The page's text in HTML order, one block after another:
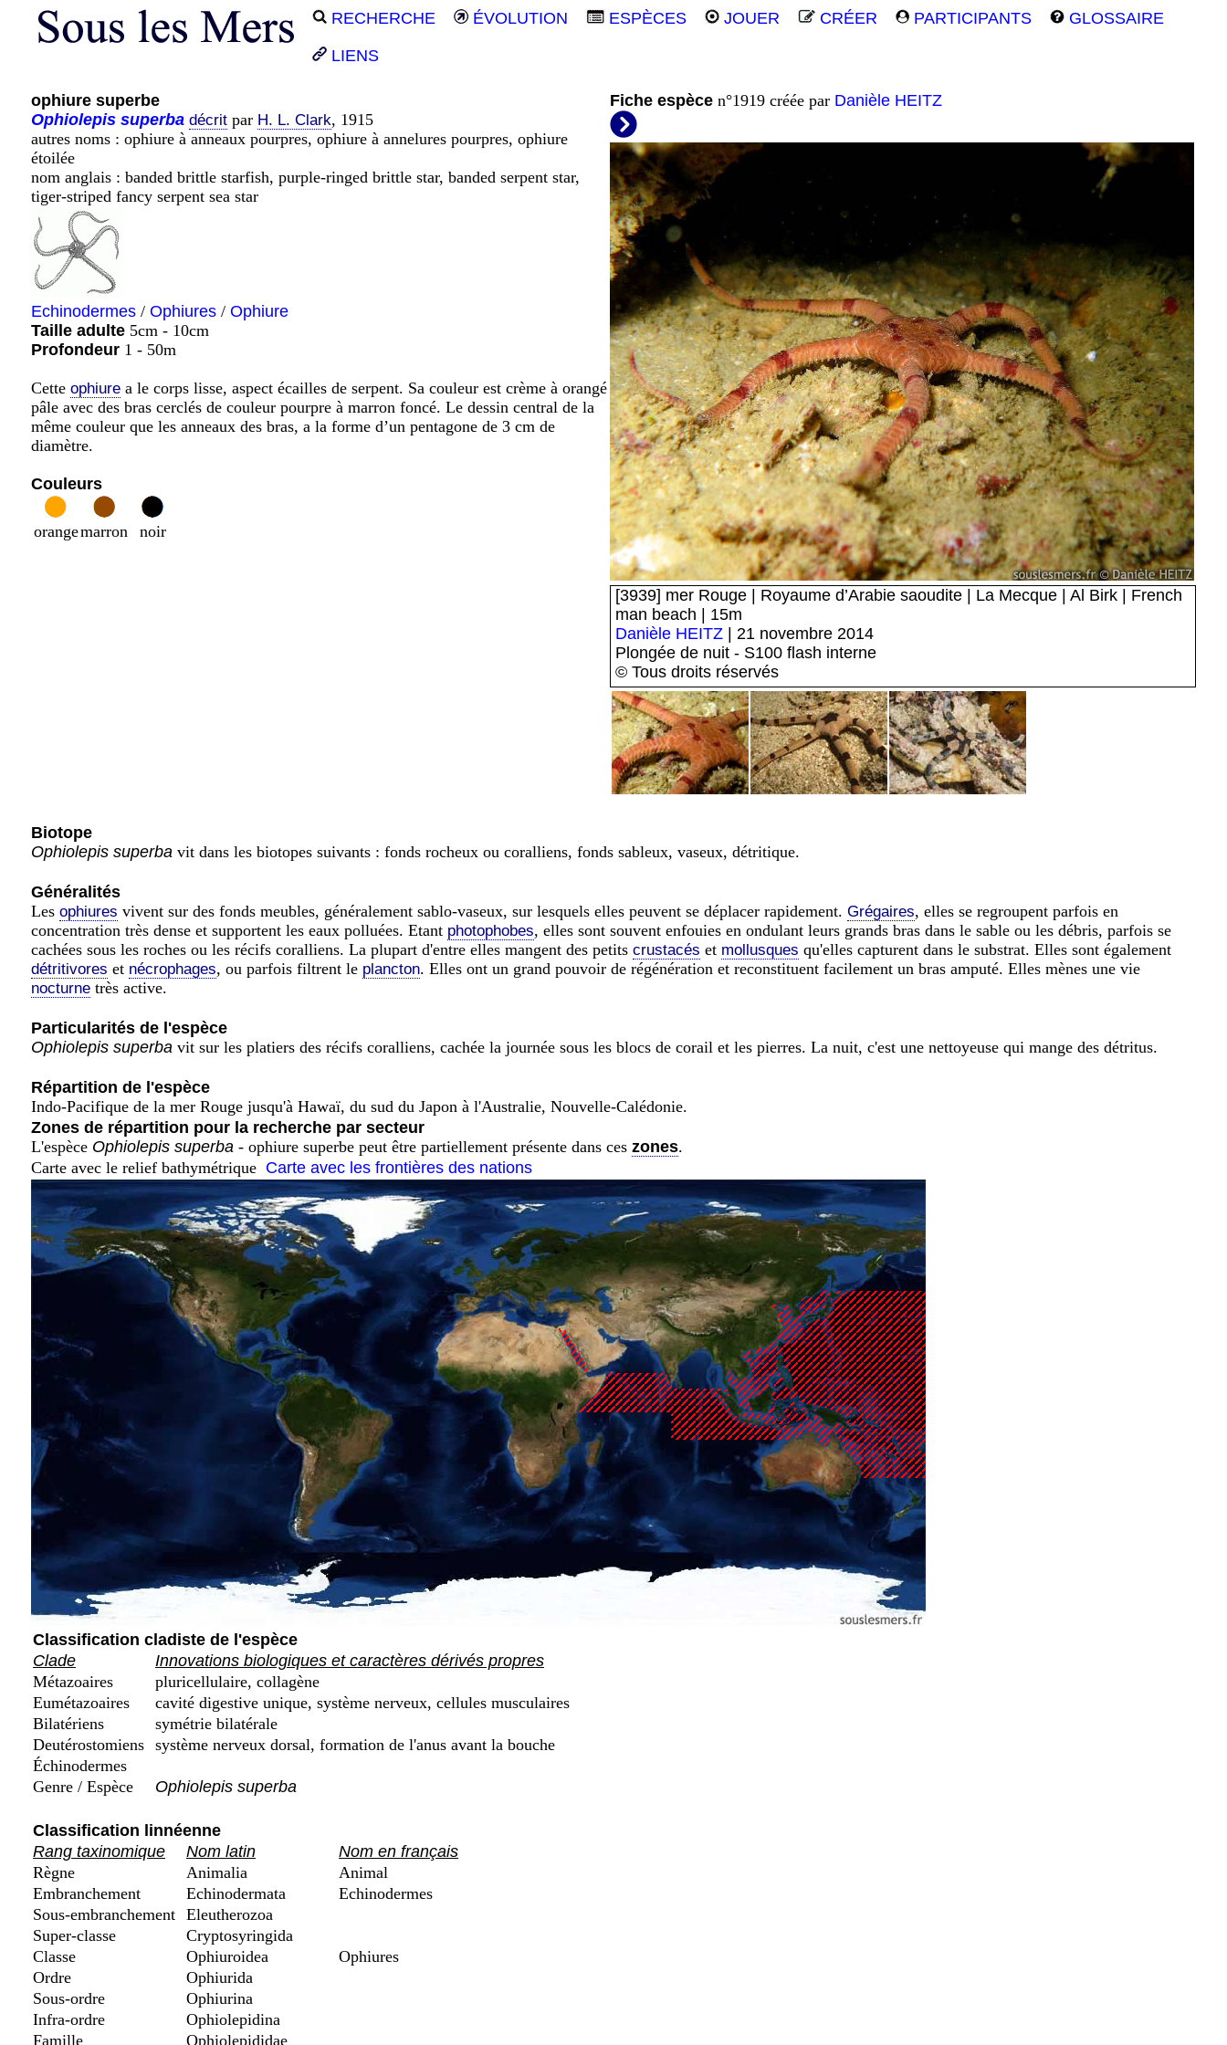
RECHERCHE ÉVOLUTION ESPÈCES JOUER CRÉER PARTICIPANTS GLOSSAIRE
LIENS
ophiure superbe
Ophiolepis superba décrit par H. L. Clark, 1915
autres noms : ophiure à anneaux pourpres, ophiure à annelures pourpres, ophiure
étoilée
nom anglais : banded brittle starfish, purple-ringed brittle star, banded serpent star,
tiger-striped fancy serpent sea star
Echinodermes / Ophiures / Ophiure
Taille adulte 5cm - 10cm
Profondeur 1 - 50m
Cette ophiure a le corps lisse, aspect écailles de serpent. Sa couleur est crème à orangé
pâle avec des bras cerclés de couleur pourpre à marron foncé. Le dessin central de la
même couleur que les anneaux des bras, a la forme d’un pentagone de 3 cm de
diamètre.
Couleurs
orangemarron noir
Fiche espèce n°1919 créée par Danièle HEITZ
[3939] mer Rouge | Royaume d’Arabie saoudite | La Mecque | Al Birk | French
man beach | 15m
Danièle HEITZ | 21 novembre 2014
Plongée de nuit - S100 flash interne
© Tous droits réservés
Biotope
Ophiolepis superba vit dans les biotopes suivants : fonds rocheux ou coralliens, fonds sableux, vaseux, détritique.
Généralités
Les ophiures vivent sur des fonds meubles, généralement sablo-vaseux, sur lesquels elles peuvent se déplacer rapidement. Grégaires, elles se regroupent parfois en
concentration très dense et supportent les eaux polluées. Etant photophobes, elles sont souvent enfouies en ondulant leurs grands bras dans le sable ou les débris, parfois se
cachées sous les roches ou les récifs coralliens. La plupart d'entre elles mangent des petits crustacés et mollusques qu'elles capturent dans le substrat. Elles sont également
détritivores et nécrophages, ou parfois filtrent le plancton. Elles ont un grand pouvoir de régénération et reconstituent facilement un bras amputé. Elles mènes une vie
nocturne très active.
Particularités de l'espèce
Ophiolepis superba vit sur les platiers des récifs coralliens, cachée la journée sous les blocs de corail et les pierres. La nuit, c'est une nettoyeuse qui mange des détritus.
Répartition de l'espèce
Indo-Pacifique de la mer Rouge jusqu'à Hawaï, du sud du Japon à l'Australie, Nouvelle-Calédonie.
Zones de répartition pour la recherche par secteur
L'espèce Ophiolepis superba - ophiure superbe peut être partiellement présente dans ces zones.
Carte avec le relief bathymétrique Carte avec les frontières des nations
Classification cladiste de l'espèce
Clade
Innovations biologiques et caractères dérivés propres
Métazoaires
pluricellulaire, collagène
Eumétazoaires
cavité digestive unique, système nerveux, cellules musculaires
Bilatériens
symétrie bilatérale
Deutérostomiens système nerveux dorsal, formation de l'anus avant la bouche
Échinodermes
Genre / Espèce
Ophiolepis superba
Classification linnéenne
Rang taxinomique
Nom latin
Nom en français
Règne
Animalia
Animal
Embranchement
Echinodermata
Echinodermes
Sous-embranchement Eleutherozoa
Super-classe
Cryptosyringida
Classe
Ophiuroidea
Ophiures
Ordre
Ophiurida
Sous-ordre
Ophiurina
Infra-ordre
Ophiolepidina
Famille
Ophiolepididae